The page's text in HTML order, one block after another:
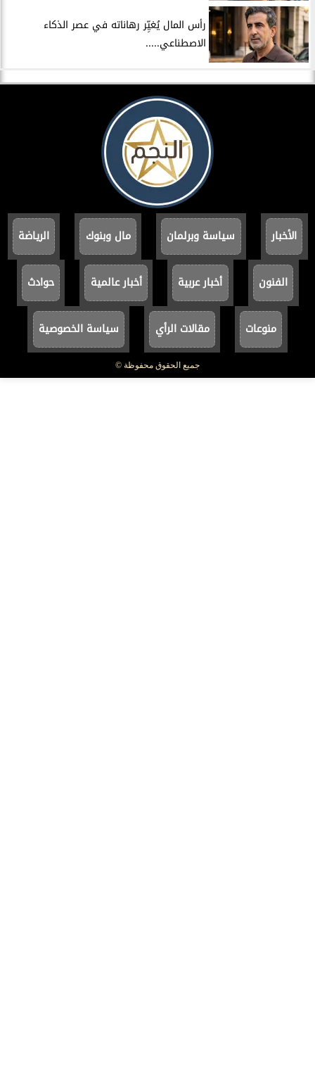
رأس المال يُغيِّر رهاناته في عصر الذكاء
الاصطناعي.....
الأخبار سياسة وبرلمان مال وبنوك الرياضة
الفنون أخبار عربية أخبار عالمية حوادث
منوعات مقالات الرأي سياسة الخصوصية
جميع الحقوق محفوظة ©